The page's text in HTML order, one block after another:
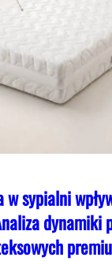
sypialni
dynamiki